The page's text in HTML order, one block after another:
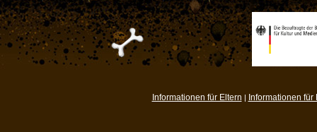
Informationen für Eltern | Informationen für